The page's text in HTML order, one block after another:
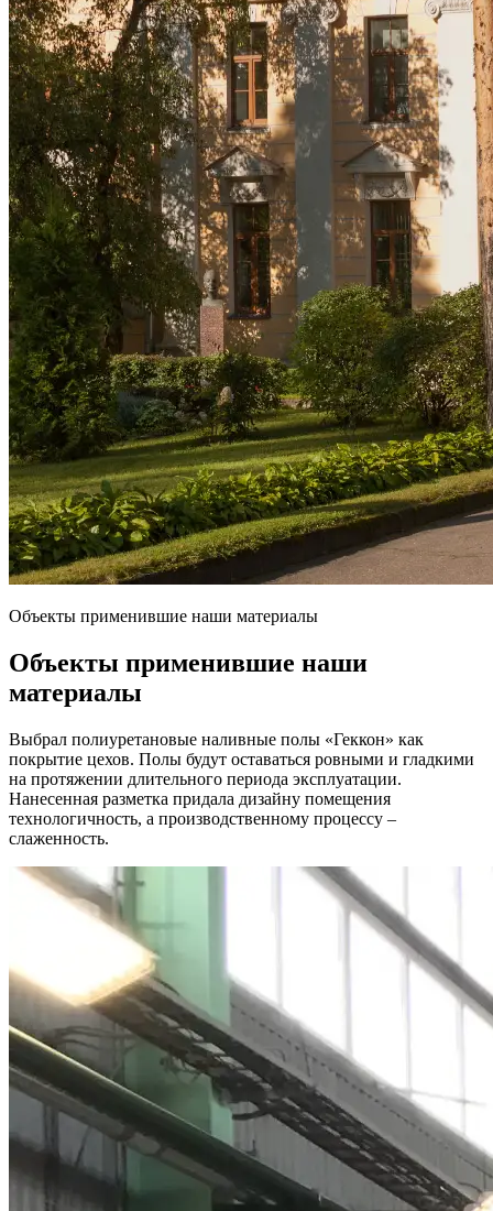
Объекты применившие наши материалы
Объекты применившие наши
материалы
Выбрал полиуретановые наливные полы «Геккон» как
покрытие цехов. Полы будут оставаться ровными и гладкими
на протяжении длительного периода эксплуатации.
Нанесенная разметка придала дизайну помещения
технологичность, а производственному процессу –
слаженность.